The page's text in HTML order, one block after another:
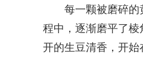
每一颗被磨碎的
程中，逐渐磨平了
开的生豆清香，开始